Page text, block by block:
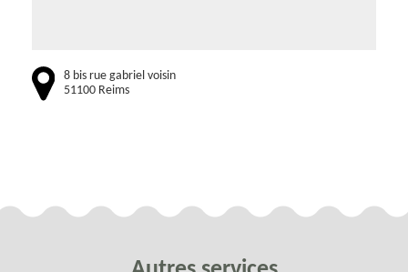
8 bis rue gabriel voisin
51100 Reims